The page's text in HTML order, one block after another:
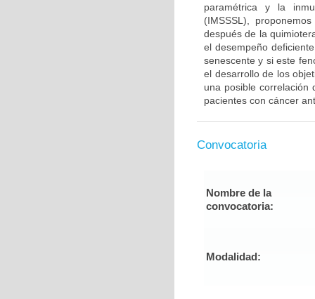
paramétrica y la
(IMSSSL),
después de la
el desempeño
senescente y si este
el desarrollo de los
una posible correlación
pacientes con cáncer
Convocatoria
Nombre de la
convocatoria:
Modalidad: